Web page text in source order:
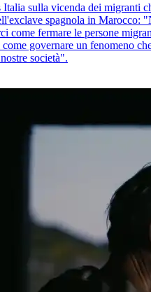
sulla vicenda dei migranti
spagnola in Marocco:
come fermare le persone
governare un fenomeno
società".